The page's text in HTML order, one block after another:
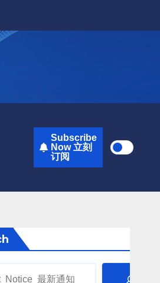
Subscribe
Now 立刻
订阅